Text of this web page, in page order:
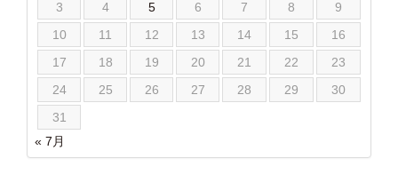
3
4 5 6 7 8
9
10
11 12 13 14 15
16
17
18 19 20 21 22
23
24
25 26 27 28 29
30
31
« 7月